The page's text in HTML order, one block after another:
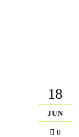
18
JUN
0